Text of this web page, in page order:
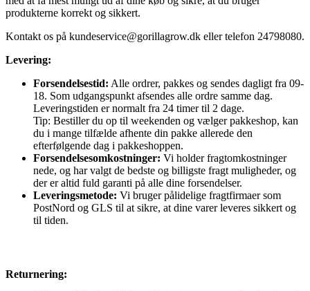
produkterne korrekt og sikkert.
Kontakt os på kundeservice@gorillagrow.dk eller telefon 24798080.
Levering:
Forsendelsestid: Alle ordrer, pakkes og sendes dagligt fra 09-
18. Som udgangspunkt afsendes alle ordre samme dag.
Leveringstiden er normalt fra 24 timer til 2 dage.
Tip: Bestiller du op til weekenden og vælger pakkeshop, kan
du i mange tilfælde afhente din pakke allerede den
efterfølgende dag i pakkeshoppen.
Forsendelsesomkostninger: Vi holder fragtomkostninger
nede, og har valgt de bedste og billigste fragt muligheder, og
der er altid fuld garanti på alle dine forsendelser.
Leveringsmetode: Vi bruger pålidelige fragtfirmaer som
PostNord og GLS til at sikre, at dine varer leveres sikkert og
til tiden.
Returnering: